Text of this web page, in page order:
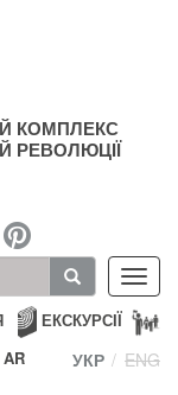
КОМПЛЕКС
РЕВОЛЮЦІЇ
ЕКСКУРСІЇ
УКР ENG